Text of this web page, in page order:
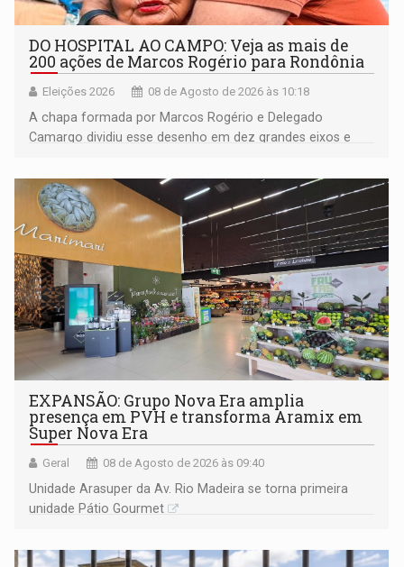
DO HOSPITAL AO CAMPO: Veja as mais de
200 ações de Marcos Rogério para Rondônia
Eleições 2026 08 de Agosto de 2026 às 10:18
A chapa formada por Marcos Rogério e Delegado
Camargo dividiu esse desenho em dez grandes eixos e
EXPANSÃO: Grupo Nova Era amplia
presença em PVH e transforma Aramix em
Super Nova Era
Geral 08 de Agosto de 2026 às 09:40
Unidade Arasuper da Av. Rio Madeira se torna primeira
unidade Pátio Gourmet